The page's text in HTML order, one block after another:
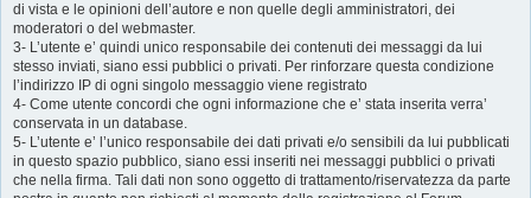
di vista e le opinioni dell’autore e non quelle degli amministratori, dei
moderatori o del webmaster.
3- L’utente e’ quindi unico responsabile dei contenuti dei messaggi da lui
stesso inviati, siano essi pubblici o privati. Per rinforzare questa condizione
l’indirizzo IP di ogni singolo messaggio viene registrato
4- Come utente concordi che ogni informazione che e’ stata inserita verra’
conservata in un database.
5- L’utente e’ l’unico responsabile dei dati privati e/o sensibili da lui pubblicati
in questo spazio pubblico, siano essi inseriti nei messaggi pubblici o privati
che nella firma. Tali dati non sono oggetto di trattamento/riservatezza da parte